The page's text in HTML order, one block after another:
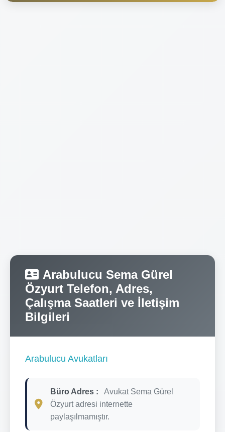
Arabulucu Sema Gürel
Özyurt Telefon, Adres,
Çalışma Saatleri ve İletişim
Bilgileri
Arabulucu Avukatları
Büro Adres :
Avukat Sema Gürel
Özyurt adresi internette
paylaşılmamıştır.